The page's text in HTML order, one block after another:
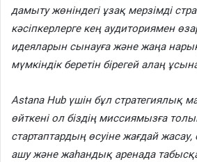
дамыту жөніндегі ұзақ мерзімді
кәсіпкерлерге кең аудиториямен
идеяларын сынауға және жаңа
мүмкіндік беретін бірегей алаң
Astana Hub үшін бұл стратегиялық
өйткені ол біздің миссиямызға
стартаптардың өсуіне жағдай
ашу және жаһандық аренада